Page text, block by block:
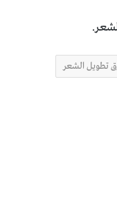
تطويل الشعر